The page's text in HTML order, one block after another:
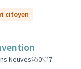
citoyen
Neuves 0
7